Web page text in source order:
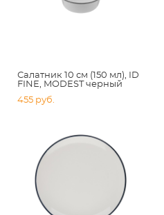
Салатник 10 см (150 мл), ID
FINE, MODEST черный
455 pуб.